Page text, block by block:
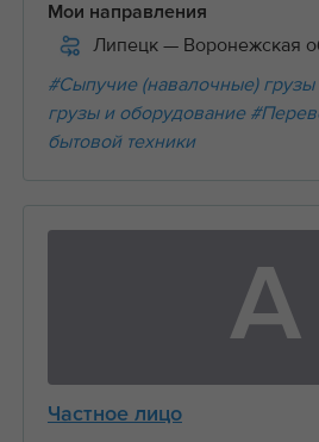
Мои направления
Липецк — Воронежская
#Сыпучие (навалочные) грузы
грузы и оборудование
бытовой техники
А
Частное лицо